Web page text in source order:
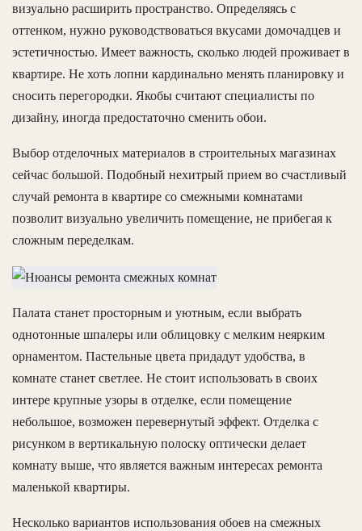
визуально расширить пространство. Определяясь с
оттенком, нужно руководствоваться вкусами домочадцев и
эстетичностью. Имеет важность, сколько людей проживает в
квартире. Не хоть лопни кардинально менять планировку и
сносить перегородки. Якобы считают специалисты по
дизайну, иногда предостаточно сменить обои.
Выбор отделочных материалов в строительных магазинах
сейчас большой. Подобный нехитрый прием во счастливый
случай ремонта в квартире со смежными комнатами
позволит визуально увеличить помещение, не прибегая к
сложным переделкам.
Палата станет просторным и уютным, если выбрать
однотонные шпалеры или облицовку с мелким неярким
орнаментом. Пастельные цвета придадут удобства, в
комнате станет светлее. Не стоит использовать в своих
интере крупные узоры в отделке, если помещение
небольшое, возможен перевернутый эффект. Отделка с
рисунком в вертикальную полоску оптически делает
комнату выше, что является важным интересах ремонта
маленькой квартиры.
Несколько вариантов использования обоев на смежных